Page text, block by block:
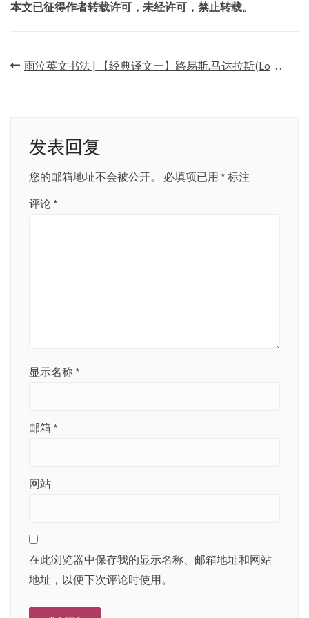
本文已征得作者转载许可，未经许可，禁止转载。
文
航
雨泣英文书法 | 【经典译文一】路易斯.马达拉斯(Louis Madarasz)传记
发表回复
您的邮箱地址不会被公开。 必填项已用 * 标注
评论 *
显示名称 *
邮箱 *
网站
在此浏览器中保存我的显示名称、邮箱地址和网站
地址，以便下次评论时使用。